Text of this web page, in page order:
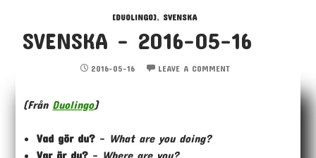
[DUOLINGO], SVENSKA
SVENSKA – 2016-05-16
2016-05-16 LEAVE A COMMENT
(Från Duolingo)
Vad gör du? – What are you doing?
Var är du? – Where are you?